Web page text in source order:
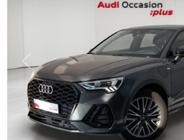
Précédent